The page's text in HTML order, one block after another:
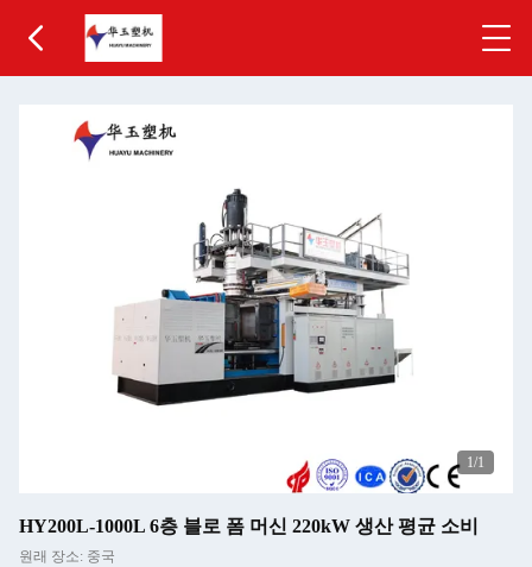
1/1
HY200L-1000L 6층 블로 폼 머신 220kW 생산 평균 소비
원래 장소: 중국